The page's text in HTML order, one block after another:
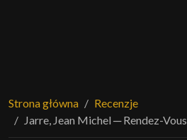
Strona główna
Recenzje
Jarre, Jean Michel ─ Rendez-Vous